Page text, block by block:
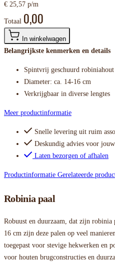
€ 25,57 p/m
Totaal 0,00
In winkelwagen
Belangrijkste kenmerken en details
Spintvrij geschuurd robiniahout
Diameter: ca. 14-16 cm
Verkrijgbaar in diverse lengtes
Meer productinformatie
Snelle levering uit ruim
Deskundig advies voor
Laten bezorgen of afhalen
Productinformatie Gerelateerde
Robinia paal
Robuust en duurzaam, dat zijn
16 cm zijn deze palen op veel
toegepast voor stevige hekwerken en
voor houten brugconstructies en